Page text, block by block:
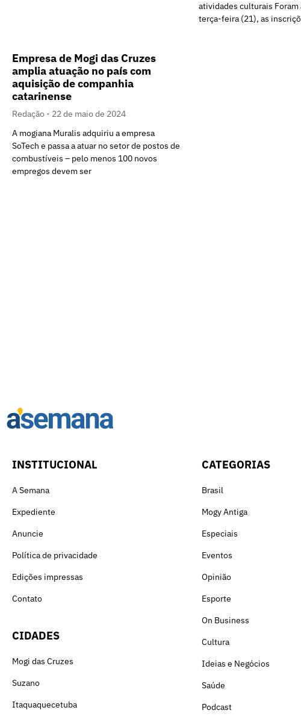
Empresa de Mogi das Cruzes
amplia atuação no país com
aquisição de companhia
catarinense
Redação
22 de maio de 2024
A mogiana Muralis adquiriu a empresa
SoTech e passa a atuar no setor de postos de
combustíveis – pelo menos 100 novos
empregos devem ser
atividades culturais Foram
terça-feira (21), as
INSTITUCIONAL
A Semana
Expediente
Anuncie
Política de privacidade
Edições impressas
Contato
CIDADES
Mogi das Cruzes
Suzano
Itaquaquecetuba
CATEGORIAS
Brasil
Mogy Antiga
Especiais
Eventos
Opinião
Esporte
On Business
Cultura
Ideias e Negócios
Saúde
Podcast